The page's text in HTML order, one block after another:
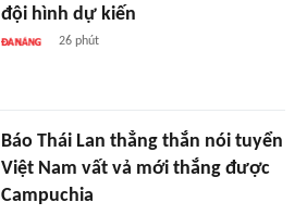
đội hình dự kiến
26 phút
Báo Thái Lan thẳng thắn nói tuyển
Việt Nam vất vả mới thắng được
Campuchia